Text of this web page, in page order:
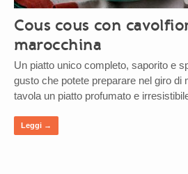
Cous cous con
marocchina
Un piatto unico completo, saporito e
gusto che potete preparare nel giro di
tavola un piatto profumato e
Leggi →